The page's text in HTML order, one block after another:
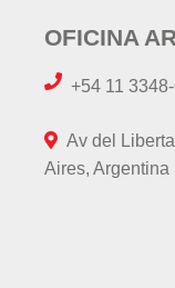
OFICINA
+54 11
Av del
Aires, Argentina